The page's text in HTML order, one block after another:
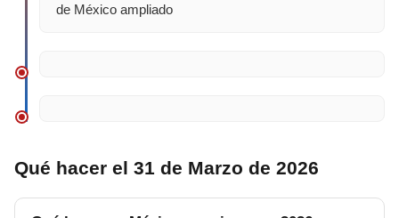
de México ampliado
Qué hacer el 31 de Marzo de 2026